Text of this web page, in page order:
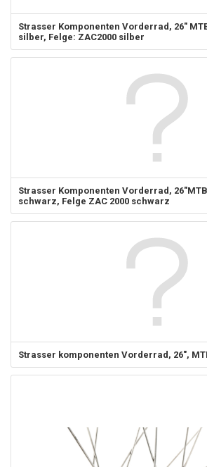
Strasser Komponenten Vorderrad, 26"
silber, Felge: ZAC2000 silber
Strasser Komponenten Vorderrad,
schwarz, Felge ZAC 2000 schwarz
Strasser komponenten Vorderrad, 26",